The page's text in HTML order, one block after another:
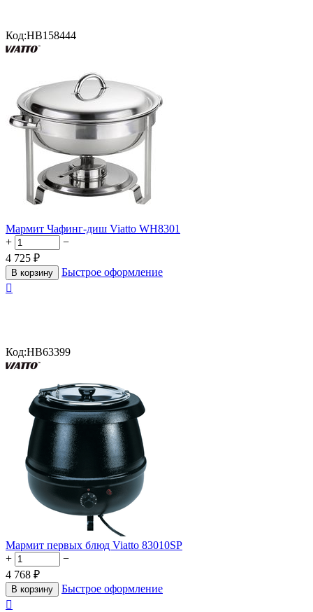
Код:HB158444
Мармит Чафинг-диш Viatto WH8301
+
−
4 725 ₽
В корзину
Быстрое оформление

Код:HB63399
Мармит первых блюд Viatto 83010SP
+
−
4 768 ₽
В корзину
Быстрое оформление
